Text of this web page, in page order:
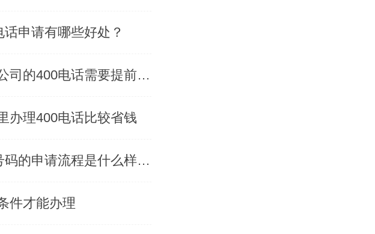
申请有哪些好处？
公司的400电话在哪儿申请，申请公司的400电话需要提前准备什么资料
办理400电话比较省钱
怎么申请400电话号码，400电话号码的申请流程是什么样的-「乐享400电话」
件才能办理